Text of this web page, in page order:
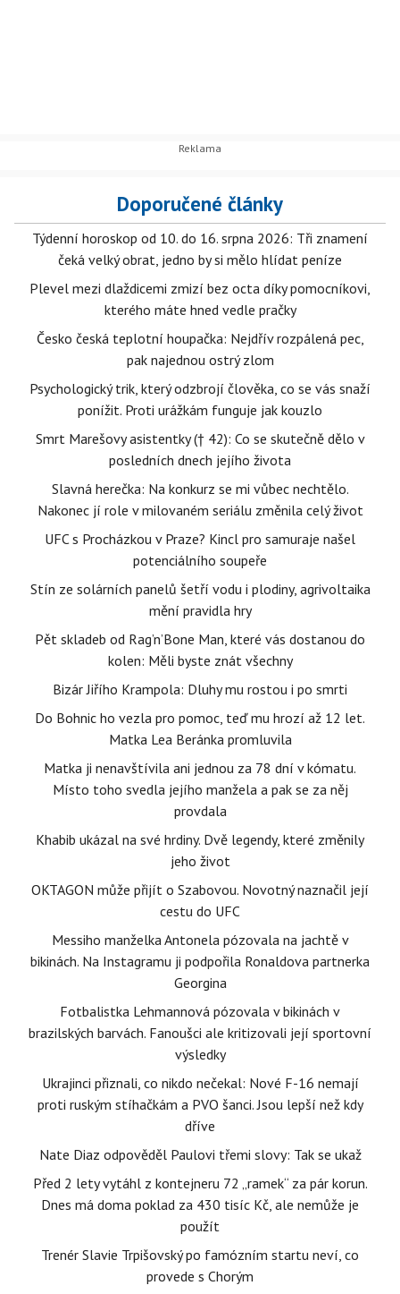
Doporučené články
Týdenní horoskop od 10. do 16. srpna 2026: Tři znamení
čeká velký obrat, jedno by si mělo hlídat peníze
Plevel mezi dlaždicemi zmizí bez octa díky pomocníkovi,
kterého máte hned vedle pračky
Česko česká teplotní houpačka: Nejdřív rozpálená pec,
pak najednou ostrý zlom
Psychologický trik, který odzbrojí člověka, co se vás snaží
ponížit. Proti urážkám funguje jak kouzlo
Smrt Marešovy asistentky († 42): Co se skutečně dělo v
posledních dnech jejího života
Slavná herečka: Na konkurz se mi vůbec nechtělo.
Nakonec jí role v milovaném seriálu změnila celý život
UFC s Procházkou v Praze? Kincl pro samuraje našel
potenciálního soupeře
Stín ze solárních panelů šetří vodu i plodiny, agrivoltaika
mění pravidla hry
Pět skladeb od Rag’n’Bone Man, které vás dostanou do
kolen: Měli byste znát všechny
Bizár Jiřího Krampola: Dluhy mu rostou i po smrti
Do Bohnic ho vezla pro pomoc, teď mu hrozí až 12 let.
Matka Lea Beránka promluvila
Matka ji nenavštívila ani jednou za 78 dní v kómatu.
Místo toho svedla jejího manžela a pak se za něj
provdala
Khabib ukázal na své hrdiny. Dvě legendy, které změnily
jeho život
OKTAGON může přijít o Szabovou. Novotný naznačil její
cestu do UFC
Messiho manželka Antonela pózovala na jachtě v
bikinách. Na Instagramu ji podpořila Ronaldova partnerka
Georgina
Fotbalistka Lehmannová pózovala v bikinách v
brazilských barvách. Fanoušci ale kritizovali její sportovní
výsledky
Ukrajinci přiznali, co nikdo nečekal: Nové F-16 nemají
proti ruským stíhačkám a PVO šanci. Jsou lepší než kdy
dříve
Nate Diaz odpověděl Paulovi třemi slovy: Tak se ukaž
Před 2 lety vytáhl z kontejneru 72 „ramek“ za pár korun.
Dnes má doma poklad za 430 tisíc Kč, ale nemůže je
použít
Trenér Slavie Trpišovský po famózním startu neví, co
provede s Chorým